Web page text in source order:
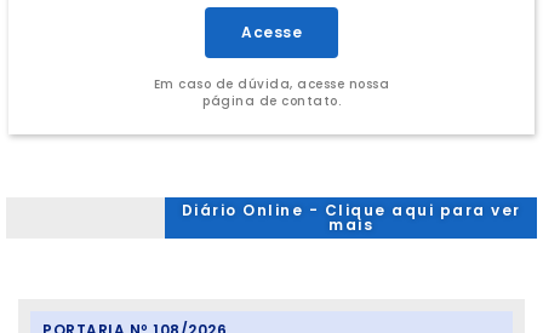
Acesse
Em caso de dúvida, acesse nossa
página de contato.
Diário Online - Clique aqui para ver
mais